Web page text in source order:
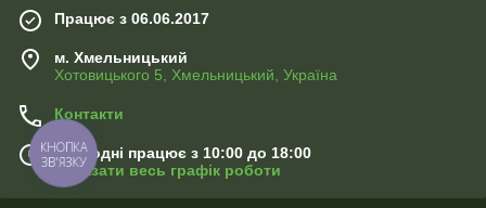
Працює з 06.06.2017
м. Хмельницький
Хотовицького 5, Хмельницький, Україна
Контакти
Сьогодні працює з 10:00 до 18:00
Показати весь графік роботи
КНОПКА
ЗВ'ЯЗКУ